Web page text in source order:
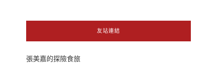
友站連結
張美嘉的探險食旅